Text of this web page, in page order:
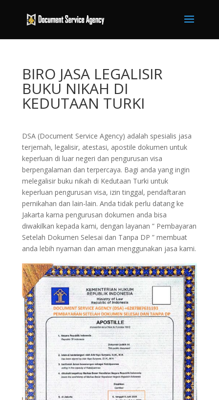
BIRO JASA LEGALISIR
BUKU NIKAH DI
KEDUTAAN TURKI
DSA (Document Service Agency) adalah spesialis jasa
terjemah, legalisir, atestasi, apostile dokumen untuk
keperluan di luar negeri dan pengurusan visa
berpengalaman dan terpercaya. Bagi anda yang ingin
melegalisir buku nikah di Kedutaan Turki untuk
keperluan pengurusan visa, izin tinggal, pendaftaran
pernikahan dan lain-lain. Anda tidak perlu datang ke
Jakarta karna pengurusan dokumen anda bisa
diwakilkan kepada kami, dengan layanan ” Pembayaran
Setelah Dokumen Selesai dan Tanpa DP ” membuat
anda lebih nyaman dan aman menggunakan jasa kami.